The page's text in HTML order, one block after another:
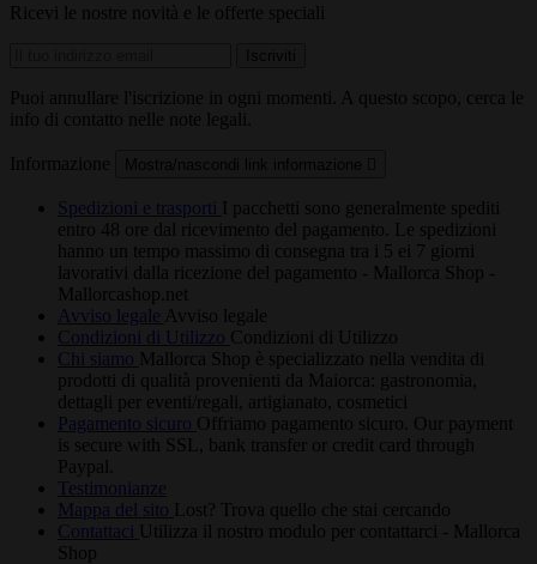
Ricevi le nostre novità e le offerte speciali
Puoi annullare l'iscrizione in ogni momenti. A questo scopo, cerca le
info di contatto nelle note legali.
Informazione
Spedizioni e trasporti
I pacchetti sono generalmente spediti
entro 48 ore dal ricevimento del pagamento. Le spedizioni
hanno un tempo massimo di consegna tra i 5 ei 7 giorni
lavorativi dalla ricezione del pagamento - Mallorca Shop -
Mallorcashop.net
Avviso legale Avviso legale
Condizioni di Utilizzo Condizioni di Utilizzo
Chi siamo Mallorca Shop è specializzato nella vendita di
prodotti di qualità provenienti da Maiorca: gastronomia,
dettagli per eventi/regali, artigianato, cosmetici
Pagamento sicuro Offriamo pagamento sicuro. Our payment
is secure with SSL, bank transfer or credit card through
Paypal.
Testimonianze
Mappa del sito Lost? Trova quello che stai cercando
Contattaci
Utilizza il nostro modulo per contattarci - Mallorca
Shop